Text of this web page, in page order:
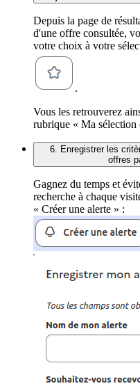
Depuis la page de
d'une offre consultée,
votre choix à votre
.
Vous les retrouverez
rubrique « Ma sélection
6. Enregistrer les
offres
Gagnez du temps et
recherche à chaque
« Créer une alerte » :